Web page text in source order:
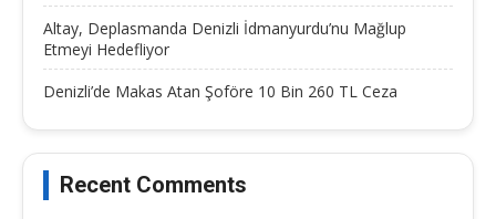
Altay, Deplasmanda Denizli İdmanyurdu’nu Mağlup
Etmeyi Hedefliyor
Denizli’de Makas Atan Şoföre 10 Bin 260 TL Ceza
Recent Comments